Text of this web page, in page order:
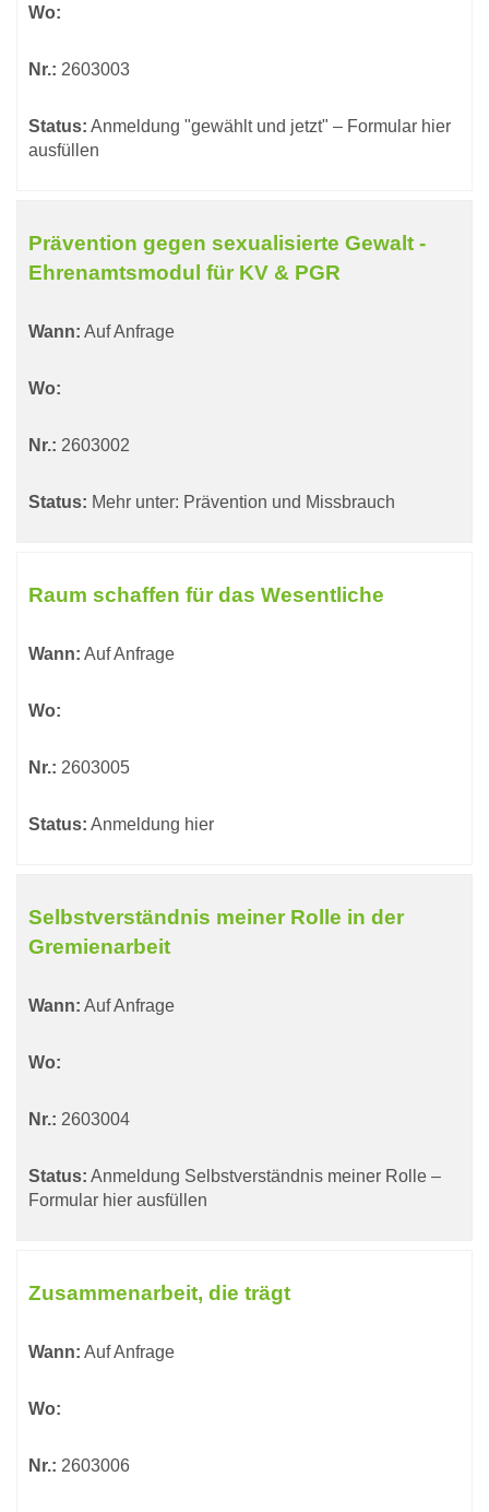
Wo:
Nr.: 2603003
Status: Anmeldung "gewählt und jetzt" – Formular hier
ausfüllen
Prävention gegen sexualisierte Gewalt -
Ehrenamtsmodul für KV & PGR
Wann: Auf Anfrage
Wo:
Nr.: 2603002
Status: Mehr unter: Prävention und Missbrauch
Raum schaffen für das Wesentliche
Wann: Auf Anfrage
Wo:
Nr.: 2603005
Status: Anmeldung hier
Selbstverständnis meiner Rolle in der
Gremienarbeit
Wann: Auf Anfrage
Wo:
Nr.: 2603004
Status: Anmeldung Selbstverständnis meiner Rolle –
Formular hier ausfüllen
Zusammenarbeit, die trägt
Wann: Auf Anfrage
Wo:
Nr.: 2603006